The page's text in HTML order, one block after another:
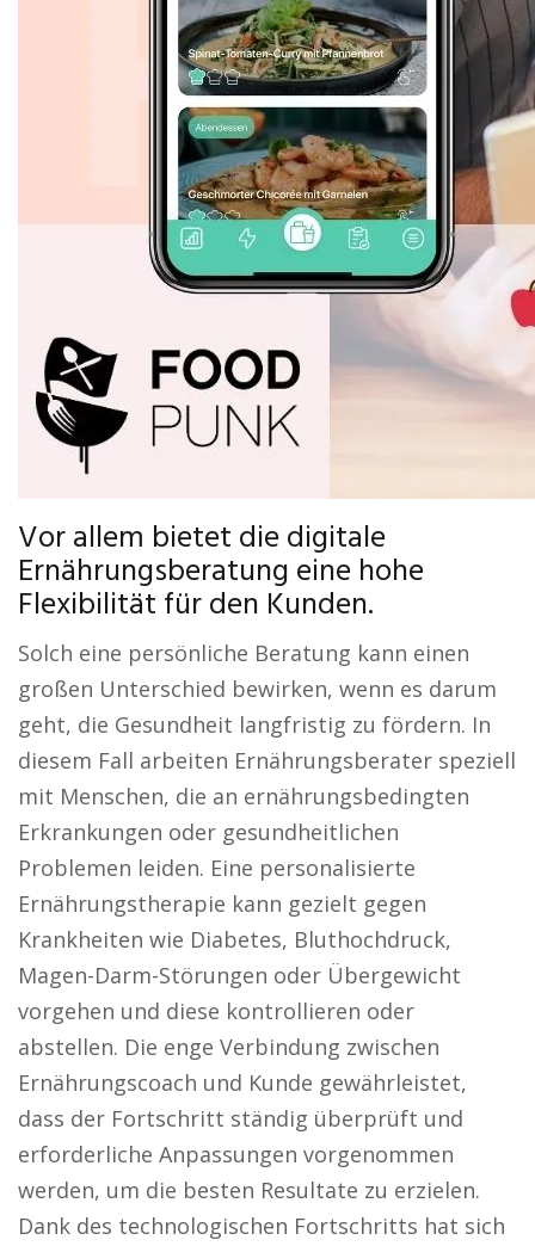
Vor allem bietet die digitale
Ernährungsberatung eine hohe
Flexibilität für den Kunden.
Solch eine persönliche Beratung kann einen
großen Unterschied bewirken, wenn es darum
geht, die Gesundheit langfristig zu fördern. In
diesem Fall arbeiten Ernährungsberater speziell
mit Menschen, die an ernährungsbedingten
Erkrankungen oder gesundheitlichen
Problemen leiden. Eine personalisierte
Ernährungstherapie kann gezielt gegen
Krankheiten wie Diabetes, Bluthochdruck,
Magen-Darm-Störungen oder Übergewicht
vorgehen und diese kontrollieren oder
abstellen. Die enge Verbindung zwischen
Ernährungscoach und Kunde gewährleistet,
dass der Fortschritt ständig überprüft und
erforderliche Anpassungen vorgenommen
werden, um die besten Resultate zu erzielen.
Dank des technologischen Fortschritts hat sich